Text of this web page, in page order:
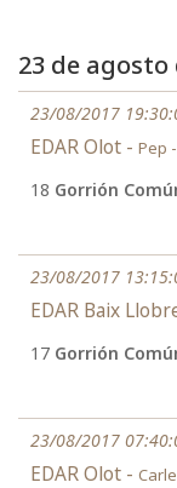
23 de agosto
23/08/2017
EDAR Olot - Pep
18 Gorrión
23/08/2017
EDAR Baix
17 Gorrión
23/08/2017
EDAR Olot -